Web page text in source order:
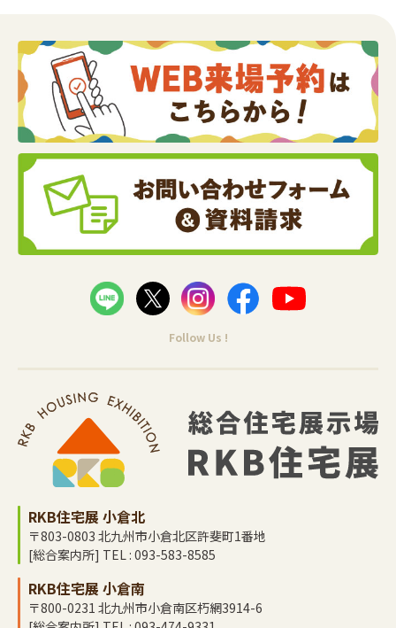
Follow Us !
RKB住宅展 小倉北
〒803-0803 北九州市小倉北区許斐町1番地
[総合案内所] TEL : 093-583-8585
RKB住宅展 小倉南
〒800-0231 北九州市小倉南区朽網3914-6